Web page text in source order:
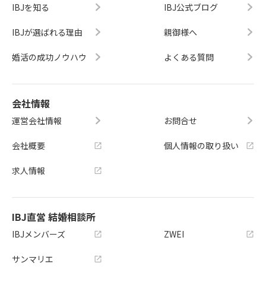
IBJを知る
IBJが選ばれる理由
婚活の成功ノウハウ
IBJ公式ブログ
親御様へ
よくある質問
会社情報
運営会社情報
会社概要
求人情報
お問合せ
個人情報の取り扱い
IBJ直営 結婚相談所
IBJメンバーズ
サンマリエ
ZWEI